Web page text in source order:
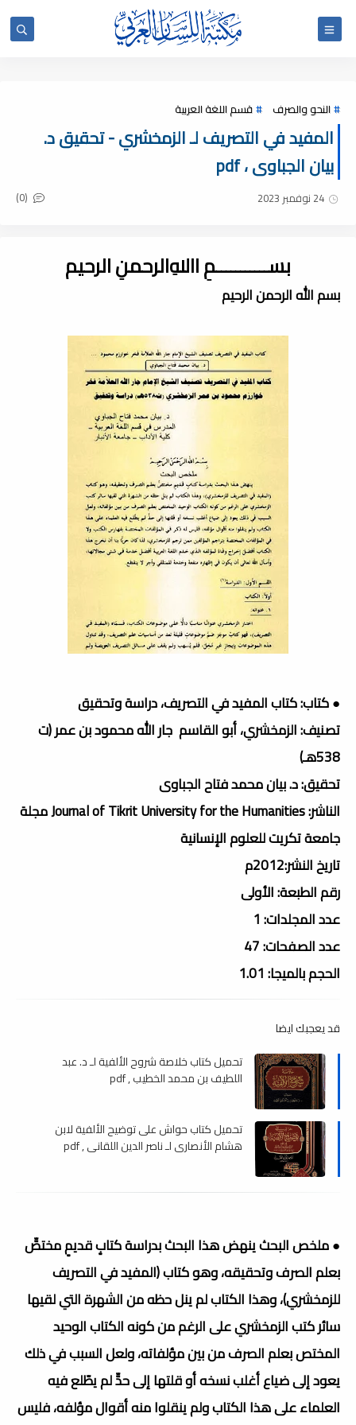
النحو والصرف قسم اللغة العربية
المفيد في التصريف لـ الزمخشري - تحقيق د.
بيان الجباوى ، pdf
24 نوفمبر 2023 (0)
بســـــــــــمِ اﷲِالرحمنِ الرحيم
بسم الله الرحمن الرحيم
● كتاب: كتاب المفيد في التصريف، دراسة وتحقيق
تصنيف: الزمخشري، أبو القاسم جار الله محمود بن عمر (ت
538هـ)
تحقيق: د. بيان محمد فتاح الجباوى
الناشر: Journal of Tikrit University for the Humanities مجلة
جامعة تكريت للعلوم الإنسانية
تاريخ النشر:2012م
رقم الطبعة: الأولى
عدد المجلدات: 1
عدد الصفحات: 47
الحجم بالميجا: 1.01
قد يعجبك ايضا
تحميل كتاب خلاصة شروح الألفية لـ د. عبد
اللطيف بن محمد الخطيب , pdf
تحميل كتاب حواش على توضيح الألفية لابن
هشام الأنصاري لـ ناصر الدين اللقاني , pdf
● ملخص البحث ينهض هذا البحث بدراسة كتابٍ قديمٍ مختصٍّ
بعلم الصرف وتحقيقه، وهو كتاب (المفيد في التصريف
للزمخشري)، وهذا الكتاب لم ينل حظه من الشهرة التي لقيها
سائر كتب الزمخشري على الرغم من كونه الكتاب الوحيد
المختص بعلم الصرف من بين مؤلفاته، ولعل السبب في ذلك
يعود إلى ضياع أغلب نسخه أو قلتها إلى حدٍّ لم يطّلع فيه
العلماء على هذا الكتاب ولم ينقلوا منه أقوال مؤلفه، فليس